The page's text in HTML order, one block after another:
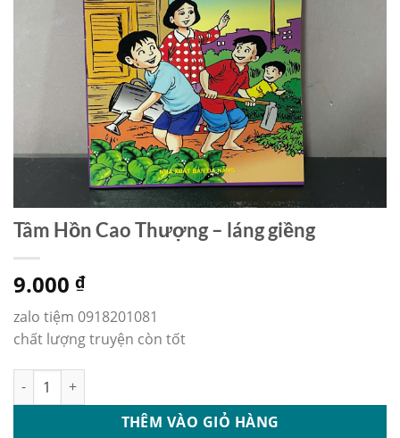
Tâm Hồn Cao Thượng – láng giềng
9.000 ₫
zalo tiệm 0918201081
chất lượng truyện còn tốt
Tâm Hồn Cao Thượng - láng giềng số lượng
THÊM VÀO GIỎ HÀNG